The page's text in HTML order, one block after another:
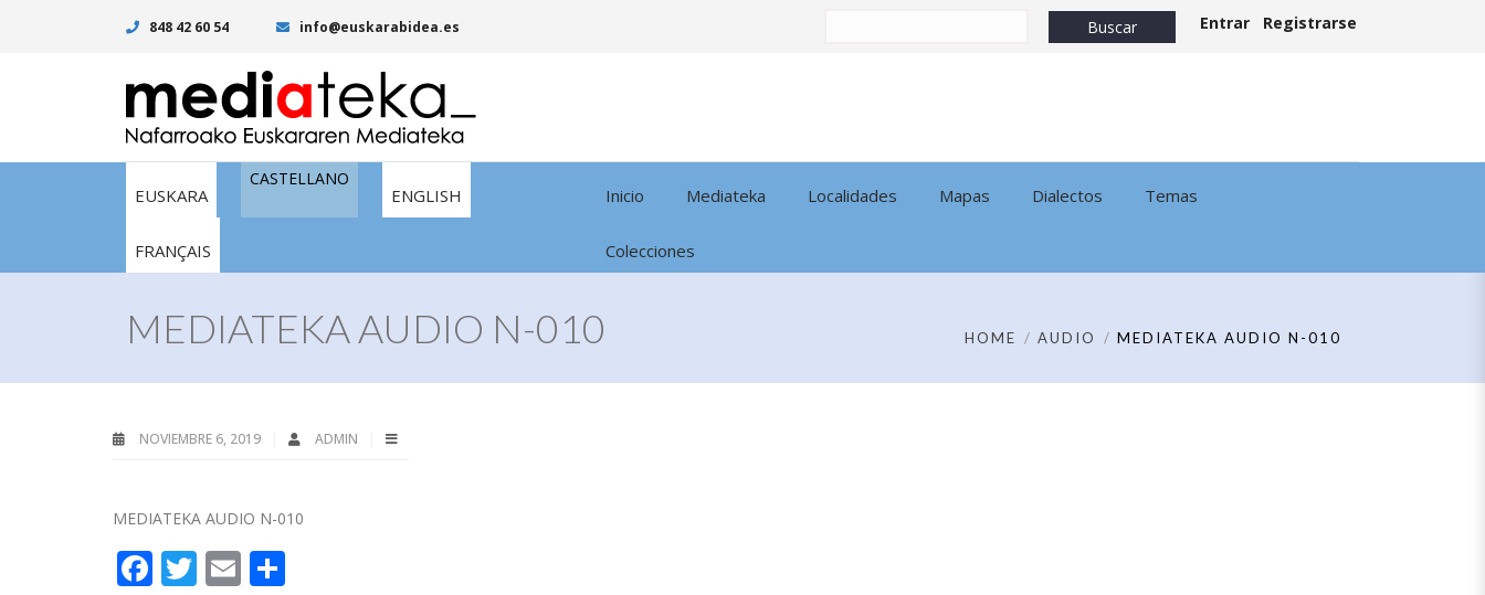
848 42 60 54 info@euskarabidea.es Entrar Registrarse
EUSKARA
CASTELLANO
ENGLISH
FRANÇAIS
Inicio Mediateka Localidades Mapas Dialectos Temas
Colecciones
MEDIATEKA AUDIO N-010 HOME AUDIO MEDIATEKA AUDIO N-010
NOVIEMBRE 6, 2019 ADMIN
MEDIATEKA AUDIO N-010
Facebook
Twitter
Email